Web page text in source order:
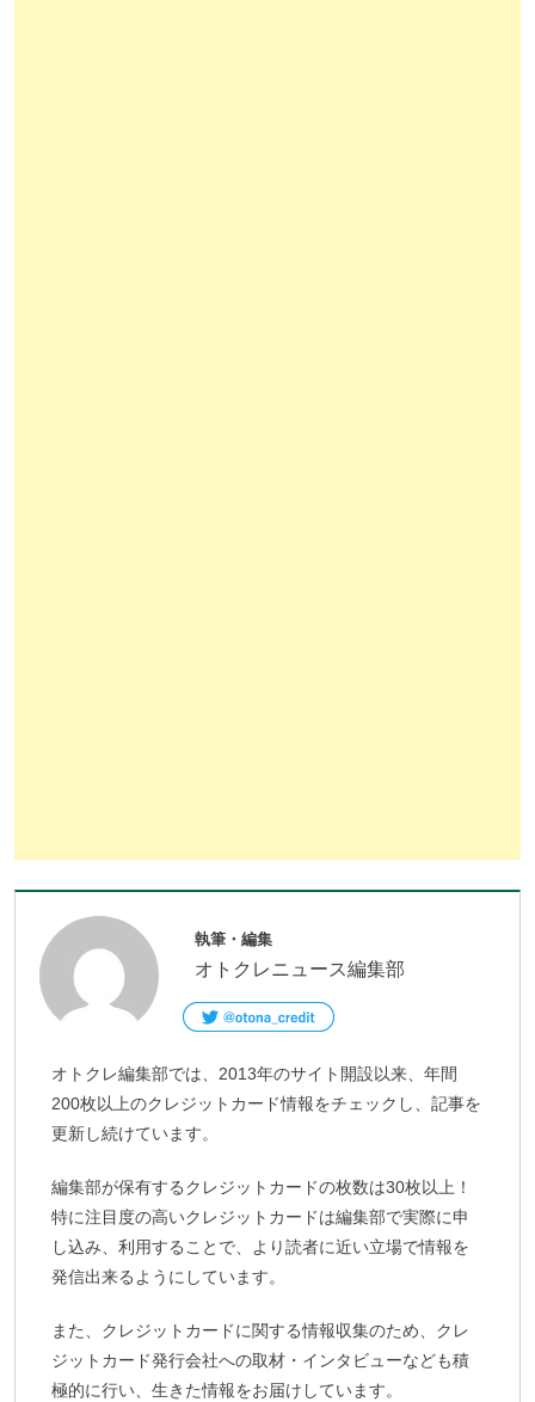
執筆・編集
オトクレニュース編集部
オトクレ編集部では、2013年のサイト開設以来、年間
200枚以上のクレジットカード情報をチェックし、記事を
更新し続けています。
編集部が保有するクレジットカードの枚数は30枚以上！
特に注目度の高いクレジットカードは編集部で実際に申
し込み、利用することで、より読者に近い立場で情報を
発信出来るようにしています。
また、クレジットカードに関する情報収集のため、クレ
ジットカード発行会社への取材・インタビューなども積
極的に行い、生きた情報をお届けしています。